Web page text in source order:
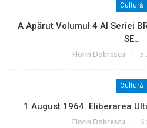
Cultură
A Apărut Volumul 4 Al Seriei
SE…
Florin Dobrescu 5
Cultură
1 August 1964. Eliberarea
Florin Dobrescu 6